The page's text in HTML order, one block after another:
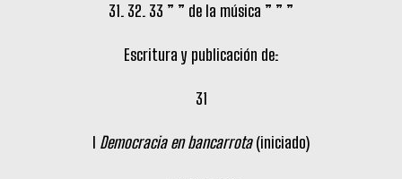
31. 32. 33 ” ” de la música ” ” ”
Escritura y publicación de:
31
I Democracia en bancarrota(iniciado)